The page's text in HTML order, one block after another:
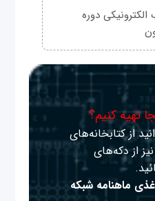
دوره
تهیه کنیم؟
از کتابخانه‌های
از دکه‌های
ماهنامه شبکه